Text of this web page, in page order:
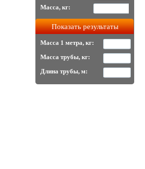
Масса, кг:
Масса 1 метра, кг:
Масса трубы, кг:
Длина трубы, м: